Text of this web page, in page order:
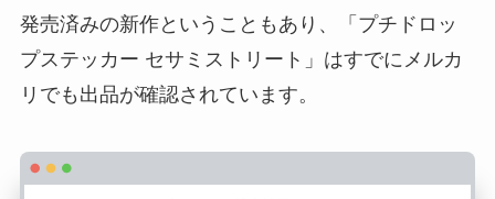
発売済みの新作ということもあり、「プチドロッ
プステッカー セサミストリート」はすでにメルカ
リでも出品が確認されています。